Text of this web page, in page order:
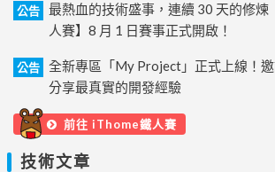
公告
最熱血的技術盛事，連續 30 天的修煉
人賽】8 月 1 日賽事正式開啟！
公告
全新專區「My Project」正式上線！邀
分享最真實的開發經驗
前往 iThome鐵人賽
技術文章